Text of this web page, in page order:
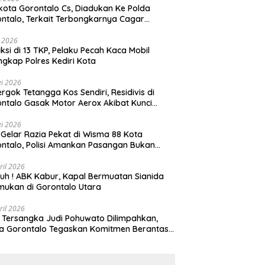
Cs, Diadukan Ke Polda
Terkait Terbongkarnya Cagar
2026
di 13 TKP, Pelaku Pecah Kaca Mobil
Polres Kediri Kota
2026
Tetangga Kos Sendiri, Residivis di
Gasak Motor Aerox Akibat Kunci
2026
Gelar Razia Pekat di Wisma 88 Kota
Polisi Amankan Pasangan Bukan
2026
! ABK Kabur, Kapal Bermuatan Sianida
di Gorontalo Utara
2026
Judi Pohuwato Dilimpahkan,
Gorontalo Tegaskan Komitmen Berantas